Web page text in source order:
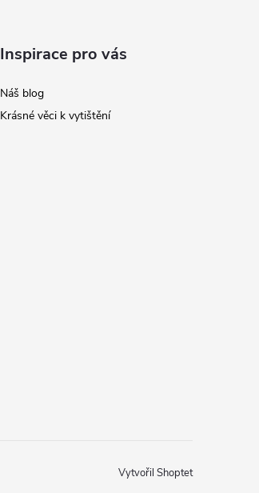
Inspirace pro vás
Náš blog
Krásné věci k vytištění
Vytvořil Shoptet